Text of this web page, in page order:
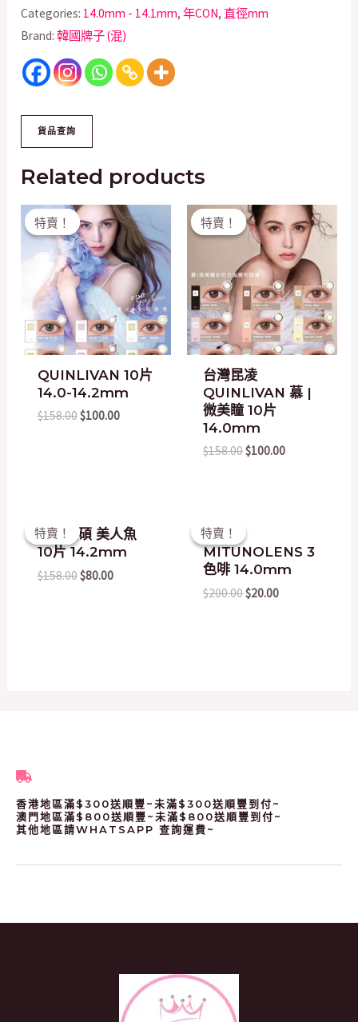
Categories: 14.0mm - 14.1mm,年CON, 直徑mm
Brand:韓國牌子 (混)
Related products
特賣！
特賣！
QUINLIVAN 10片
14.0-14.2mm
$158.00
Original
price
was:
$158.00.
$100.00
Current
price
is:
$100.00.
特賣！
特賣！
台灣昆凌
QUINLIVAN 慕 |
微美瞳 10片
14.0mm
$158.00
Original
price
was:
$158.00.
$100.00
Current
price
is:
$100.00.
特賣！
特賣！
台灣晶碩 美人魚
10片 14.2mm
$158.00
price
was:
$158.00.
$80.00
price
is:
特賣！
特賣！
韓國
MITUNOLENS 3
色啡 14.0mm
$200.00
price
was:
$200.00.
$20.00
is:
$20.00.
香港地區滿$300送順豐~未滿$300送順豐到付~
澳門地區滿$800送順豐~未滿$800送順豐到付~
其他地區請WHATSAPP 查詢運費~